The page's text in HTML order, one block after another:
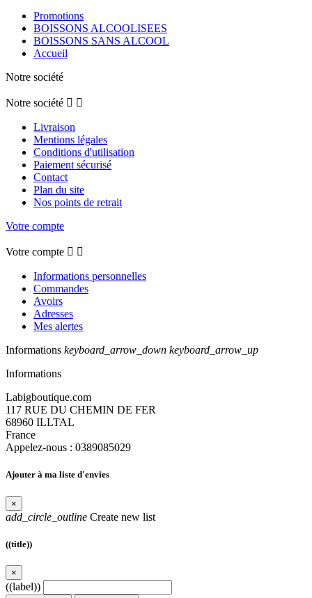
Promotions
BOISSONS ALCOOLISEES
BOISSONS SANS ALCOOL
Accueil
Notre société
Notre société  
Livraison
Mentions légales
Conditions d'utilisation
Paiement sécurisé
Contact
Plan du site
Nos points de retrait
Votre compte
Votre compte  
Informations personnelles
Commandes
Avoirs
Adresses
Mes alertes
Informations keyboard_arrow_down keyboard_arrow_up
Informations
Labigboutique.com
117 RUE DU CHEMIN DE FER
68960 ILLTAL
France
Appelez-nous : 0389085029
Ajouter à ma liste d'envies
×
add_circle_outline Create new list
((title))
×
((label))